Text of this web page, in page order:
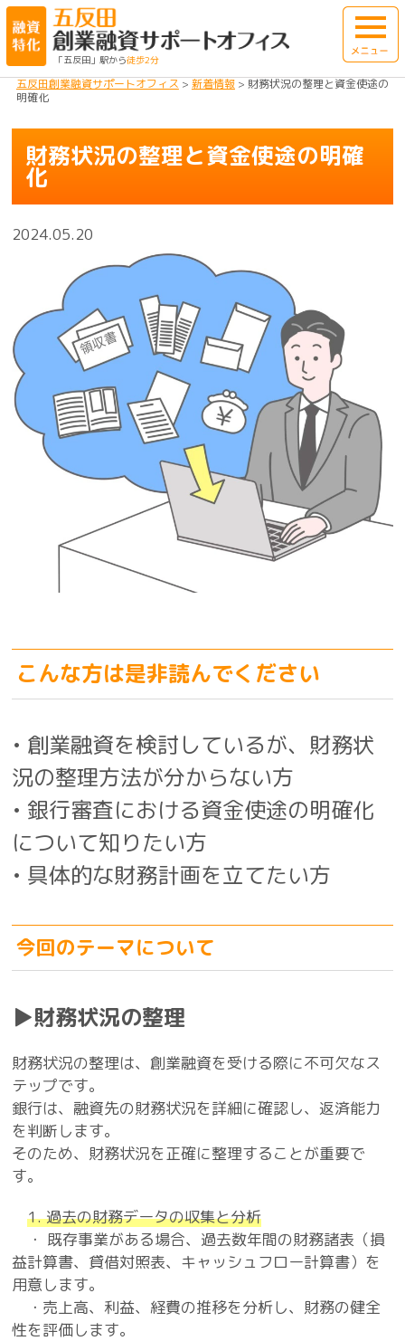
「五反田」駅から徒歩2分
五反田創業融資サポートオフィス > 新着情報> 財務状況の整理と資金使途の
明確化
財務状況の整理と資金使途の明確
化
2024.05.20
こんな方は是非読んでください
• 創業融資を検討しているが、財務状
況の整理方法が分からない方
• 銀行審査における資金使途の明確化
について知りたい方
• 具体的な財務計画を立てたい方
今回のテーマについて
▶財務状況の整理
財務状況の整理は、創業融資を受ける際に不可欠なス
テップです。
銀行は、融資先の財務状況を詳細に確認し、返済能力
を判断します。
そのため、財務状況を正確に整理することが重要で
す。
1. 過去の財務データの収集と分析
・ 既存事業がある場合、過去数年間の財務諸表（損
益計算書、貸借対照表、キャッシュフロー計算書）を
用意します。
・売上高、利益、経費の推移を分析し、財務の健全
性を評価します。